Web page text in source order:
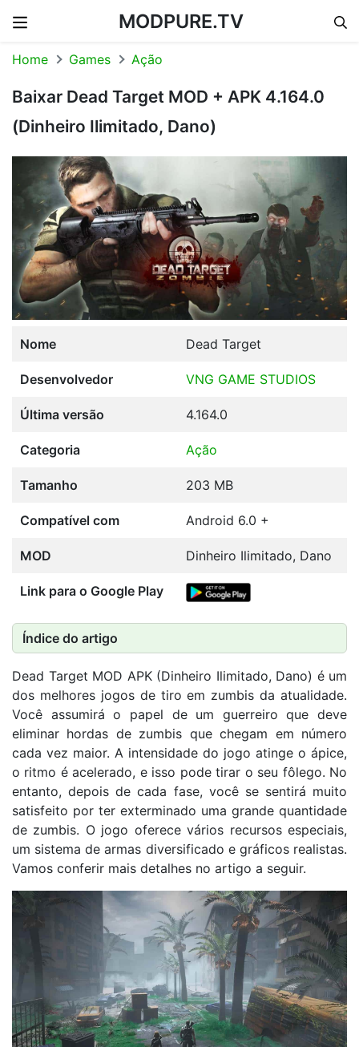
MODPURE.TV
Home Games Ação
Baixar Dead Target MOD + APK 4.164.0
(Dinheiro Ilimitado, Dano)
Nome Dead Target
Desenvolvedor VNG GAME STUDIOS
Última versão 4.164.0
Categoria Ação
Tamanho 203 MB
Compatível com Android 6.0 +
MOD Dinheiro Ilimitado, Dano
Link para o Google Play
Índice do artigo
Dead Target MOD APK (Dinheiro Ilimitado, Dano) é um
dos melhores jogos de tiro em zumbis da atualidade.
Você assumirá o papel de um guerreiro que deve
eliminar hordas de zumbis que chegam em número
cada vez maior. A intensidade do jogo atinge o ápice,
o ritmo é acelerado, e isso pode tirar o seu fôlego. No
entanto, depois de cada fase, você se sentirá muito
satisfeito por ter exterminado uma grande quantidade
de zumbis. O jogo oferece vários recursos especiais,
um sistema de armas diversificado e gráficos realistas.
Vamos conferir mais detalhes no artigo a seguir.